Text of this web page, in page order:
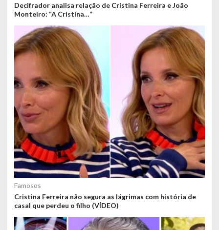
Decifrador analisa relação de Cristina Ferreira e João
Monteiro: “A Cristina…”
Famosos
Cristina Ferreira não segura as lágrimas com história de
casal que perdeu o filho (VÍDEO)